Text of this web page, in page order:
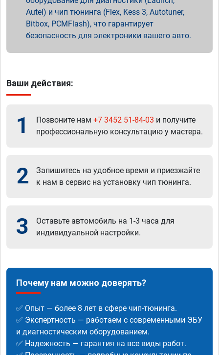
Autel) и чип тюнинга (Flex, Kess 3, Autotuner,
Bitbox, PCMFlash), что гарантирует
безопасность для электроники вашего авто.
Ваши действия:
1 Позвоните нам +7 3452 51-84-03 и получите
профессиональную консультацию у мастера.
2
Запишитесь на удобное время и приезжайте
к нам в сервис на установку чип тюнинга.
3
Оставьте автомобиль на 1-3 часа для
индивидуальной настройки.
Почему нам можно доверять?
✅ Опыт — более 8 лет в сфере чип-тюнинга.
✅ Экспертность — работаем с современными ЭБУ
и диагностическим оборудованием.
✅ Надежность — гарантия на все виды работ.